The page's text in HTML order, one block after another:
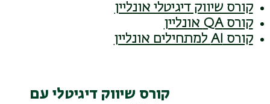
קורס שיווק דיגיטלי אונליין
קורס QA אונליין
קורס AI למתחילים אונליין
קורס שיווק דיגיטלי עם